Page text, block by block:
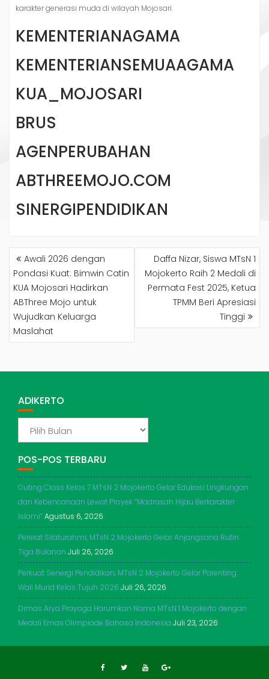
karakter generasi muda di wilayah Mojosari.
KEMENTERIANAGAMA
KEMENTERIANSEMUAAGAMA
KUA_MOJOSARI
BRUS
AGENPERUBAHAN
ABTHREEMOJO.COM
SINERGIPENDIDIKAN
NAVIGASI
POSAwali 2026 dengan
Pondasi Kuat: Bimwin Catin
KUA Mojosari Hadirkan
ABThree Mojo untuk
Wujudkan Keluarga
Maslahat
Daffa Nizar, Siswa MTsN 1
Mojokerto Raih 2 Medali di
Permata Fest 2025, Ketua
TPMM Beri Apresiasi
Tinggi
ADIKERTO
POS-POS TERBARU
Outing Class Kelas 7 MTsN 2 Mojokerto Gelar Edukasi Lingkungan
dan Kebencanaan Lewat Proyek “Madrasah Hijau Berkarakter
Islami”Agustus 6, 2026
Pererat Silaturahmi, MTsN 2 Mojokerto Gelar Anjangsana Rutin
Tiga Bulanan Juli 26, 2026
Perkuat Senergi Pendidikan, MTsN 2 Mojokerto Gelar Parenting
Wali Murid Kelas Tujuh 2026 Juli 26, 2026
Dimas Arya Prayoga Harumkan Nama MTsN 1 Mojokerto dengan
Medali Emas Olimpiade Bahasa Indonesia Juli 23, 2026